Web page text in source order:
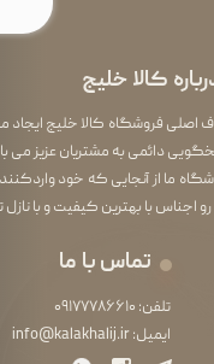
کالا خلیج
اصلی فروشگاه کالا خلیج ایجاد
دائمی به مشتریان عزیز می
رو اجناس با بهترین کیفیت و با
تماس با ما
تلفن: ۰۹۱۷۷۷۸۶۶۱۰
ایمیل:info@kalakhalij.ir